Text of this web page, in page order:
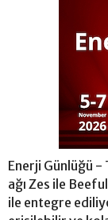
Enerji Günlüğü -
ağı Zes ile
ile entegre